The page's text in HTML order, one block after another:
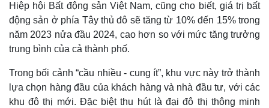
Kinh tế
Bất động sản
Khởi nghiệp
Thị trường
Tỷ giá
Chứng khoán
Giá cà phê
Hiệp hội Bất động sản Việt Nam, cũng cho biết, giá trị bất
động sản ở phía Tây thủ đô sẽ tăng từ 10% đến 15% trong
năm 2023 nửa đầu 2024, cao hơn so với mức tăng trưởng
trung bình của cả thành phố.
Trong bối cảnh “cầu nhiều - cung ít”, khu vực này trở thành
lựa chọn hàng đầu của khách hàng và nhà đầu tư, với các
khu đô thị mới. Đặc biệt thu hút là đại đô thị thông minh